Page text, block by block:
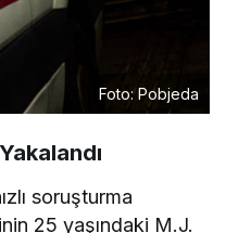
Foto: Pobjeda
soruşturma
25 yaşındaki M.J.